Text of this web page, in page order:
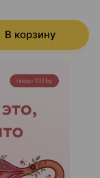
В корзину